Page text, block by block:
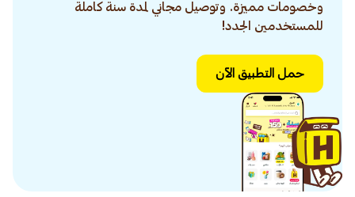
وخصومات مميزة. وتوصيل مجاني لمدة سنة كاملة
للمستخدمين الجدد!
حمل التطبيق الآن